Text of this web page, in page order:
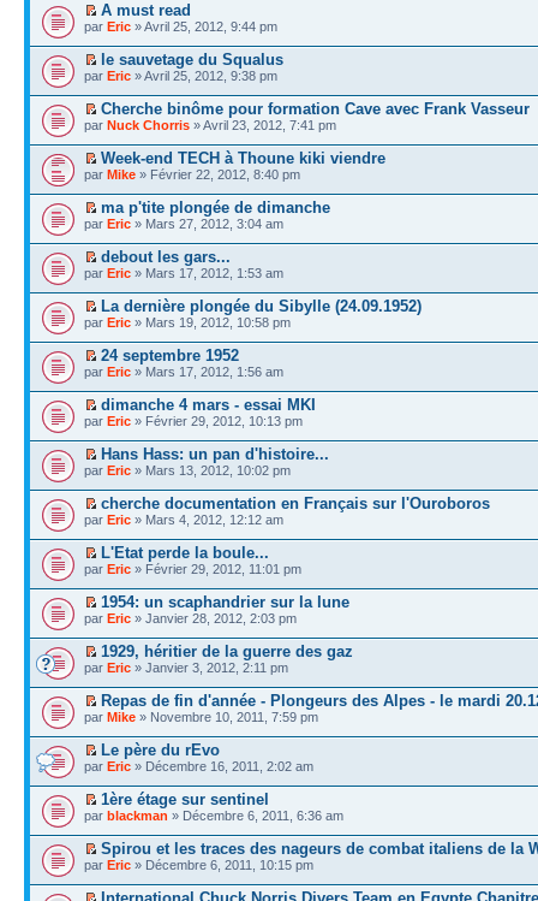
A must read
par Eric » Avril 25, 2012, 9:44 pm
le sauvetage du Squalus
par Eric » Avril 25, 2012, 9:38 pm
Cherche binôme pour formation Cave avec Frank Vasseur
par Nuck Chorris » Avril 23, 2012, 7:41 pm
Week-end TECH à Thoune kiki viendre
par Mike » Février 22, 2012, 8:40 pm
ma p'tite plongée de dimanche
par Eric » Mars 27, 2012, 3:04 am
debout les gars...
par Eric » Mars 17, 2012, 1:53 am
La dernière plongée du Sibylle (24.09.1952)
par Eric » Mars 19, 2012, 10:58 pm
24 septembre 1952
par Eric » Mars 17, 2012, 1:56 am
dimanche 4 mars - essai MKI
par Eric » Février 29, 2012, 10:13 pm
Hans Hass: un pan d'histoire...
par Eric » Mars 13, 2012, 10:02 pm
cherche documentation en Français sur l'Ouroboros
par Eric » Mars 4, 2012, 12:12 am
L'Etat perde la boule...
par Eric » Février 29, 2012, 11:01 pm
1954: un scaphandrier sur la lune
par Eric » Janvier 28, 2012, 2:03 pm
1929, héritier de la guerre des gaz
par Eric » Janvier 3, 2012, 2:11 pm
Repas de fin d'année - Plongeurs des Alpes - le mardi
par Mike » Novembre 10, 2011, 7:59 pm
Le père du rEvo
par Eric » Décembre 16, 2011, 2:02 am
1ère étage sur sentinel
par blackman » Décembre 6, 2011, 6:36 am
Spirou et les traces des nageurs de combat italiens de la
par Eric » Décembre 6, 2011, 10:15 pm